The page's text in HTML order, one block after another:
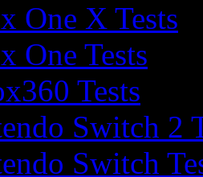
One X Tests
One Tests
Tests
Switch 2
Switch